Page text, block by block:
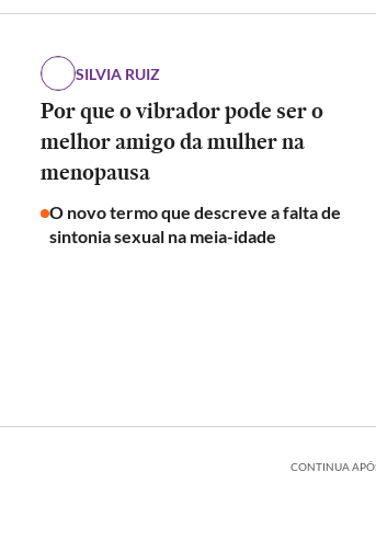
SILVIA RUIZ
Por que o vibrador pode ser o
melhor amigo da mulher na
menopausa
O novo termo que descreve a falta de
sintonia sexual na meia-idade
CONTINUA